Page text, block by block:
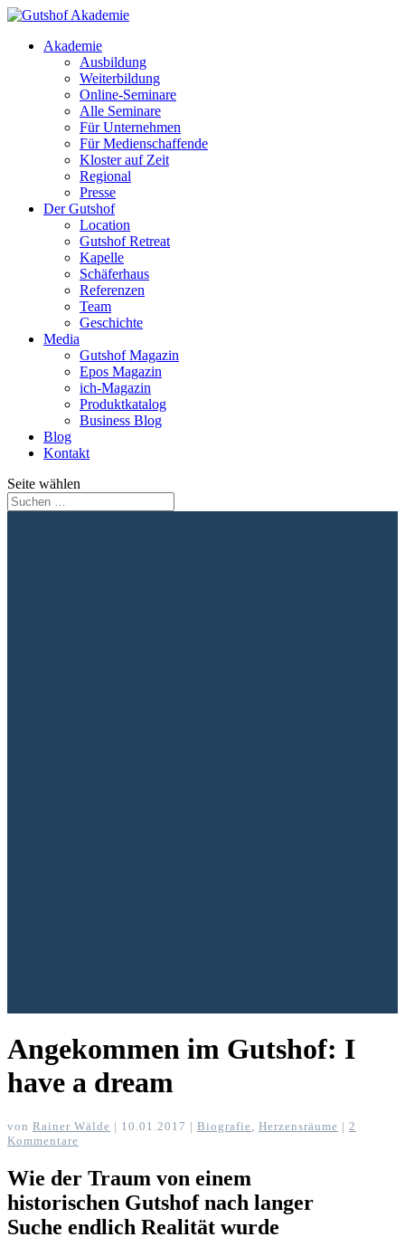
Akademie
Ausbildung
Weiterbildung
Online-Seminare
Alle Seminare
Für Unternehmen
Für Medienschaffende
Kloster auf Zeit
Regional
Presse
Der Gutshof
Location
Gutshof Retreat
Kapelle
Schäferhaus
Referenzen
Team
Geschichte
Media
Gutshof Magazin
Epos Magazin
ich-Magazin
Produktkatalog
Business Blog
Blog
Kontakt
Seite wählen
Angekommen im Gutshof: I
have a dream
von Rainer Wälde | 10.01.2017 | Biografie Herzensräume | 2
Kommentare
Wie der Traum von einem
historischen Gutshof nach langer
Suche endlich Realität wurde